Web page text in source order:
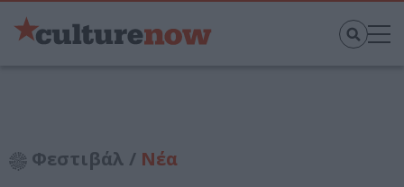
Φεστιβάλ / Νέα